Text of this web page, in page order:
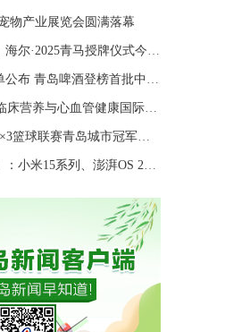
物产业展览会圆满落幕
事关赛事、路线等！海尔·2025青马授牌仪式今日举行
国家级消费品牌榜单公布 青岛啤酒登榜首批中国消费名品
Swisse斯维诗举办“临床营养与心血管健康国际会议”，新品获IFOS产品认证
肯德基中国中学生3×3篮球联赛青岛城市冠军赛收官
小米迎来「新起点」：小米15系列、澎湃OS 2、小米SU7 Ultra等重磅发布，「AI全生态」迈出坚实一步